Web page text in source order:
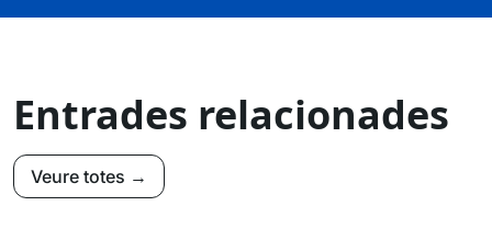
Entrades relacionades
Veure totes →